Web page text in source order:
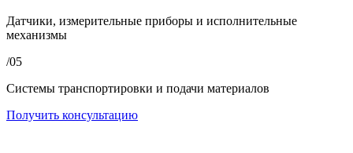
Датчики, измерительные приборы и исполнительные
механизмы
/05
Системы транспортировки и подачи материалов
Получить консультацию